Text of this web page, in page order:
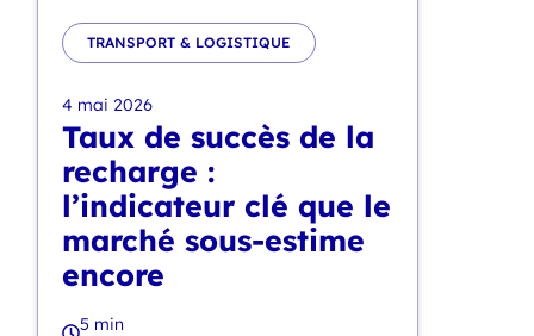
TRANSPORT & LOGISTIQUE
4 mai 2026
Taux de succès de la
recharge :
l’indicateur clé que le
marché sous-estime
encore
5 min